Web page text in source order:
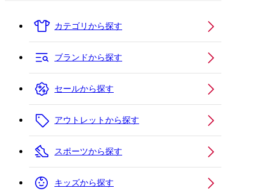
カテゴリから探す
ブランドから探す
セールから探す
アウトレットから探す
スポーツから探す
キッズから探す